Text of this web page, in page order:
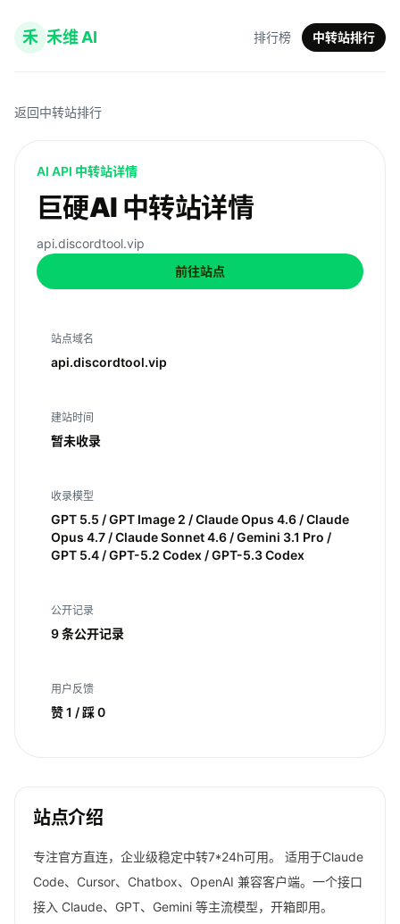
禾 禾维 AI 排行榜 中转站排行
返回中转站排行
AI API 中转站详情
巨硬AI 中转站详情
api.discordtool.vip
前往站点
站点域名
api.discordtool.vip
建站时间
暂未收录
收录模型
GPT 5.5 / GPT Image 2 / Claude Opus 4.6 / Claude
Opus 4.7 / Claude Sonnet 4.6 / Gemini 3.1 Pro /
GPT 5.4 / GPT-5.2 Codex / GPT-5.3 Codex
公开记录
9 条公开记录
用户反馈
赞 1 / 踩 0
站点介绍
专注官方直连，企业级稳定中转7*24h可用。 适用于Claude
Code、Cursor、Chatbox、OpenAI 兼容客户端。一个接口
接入 Claude、GPT、Gemini 等主流模型，开箱即用。